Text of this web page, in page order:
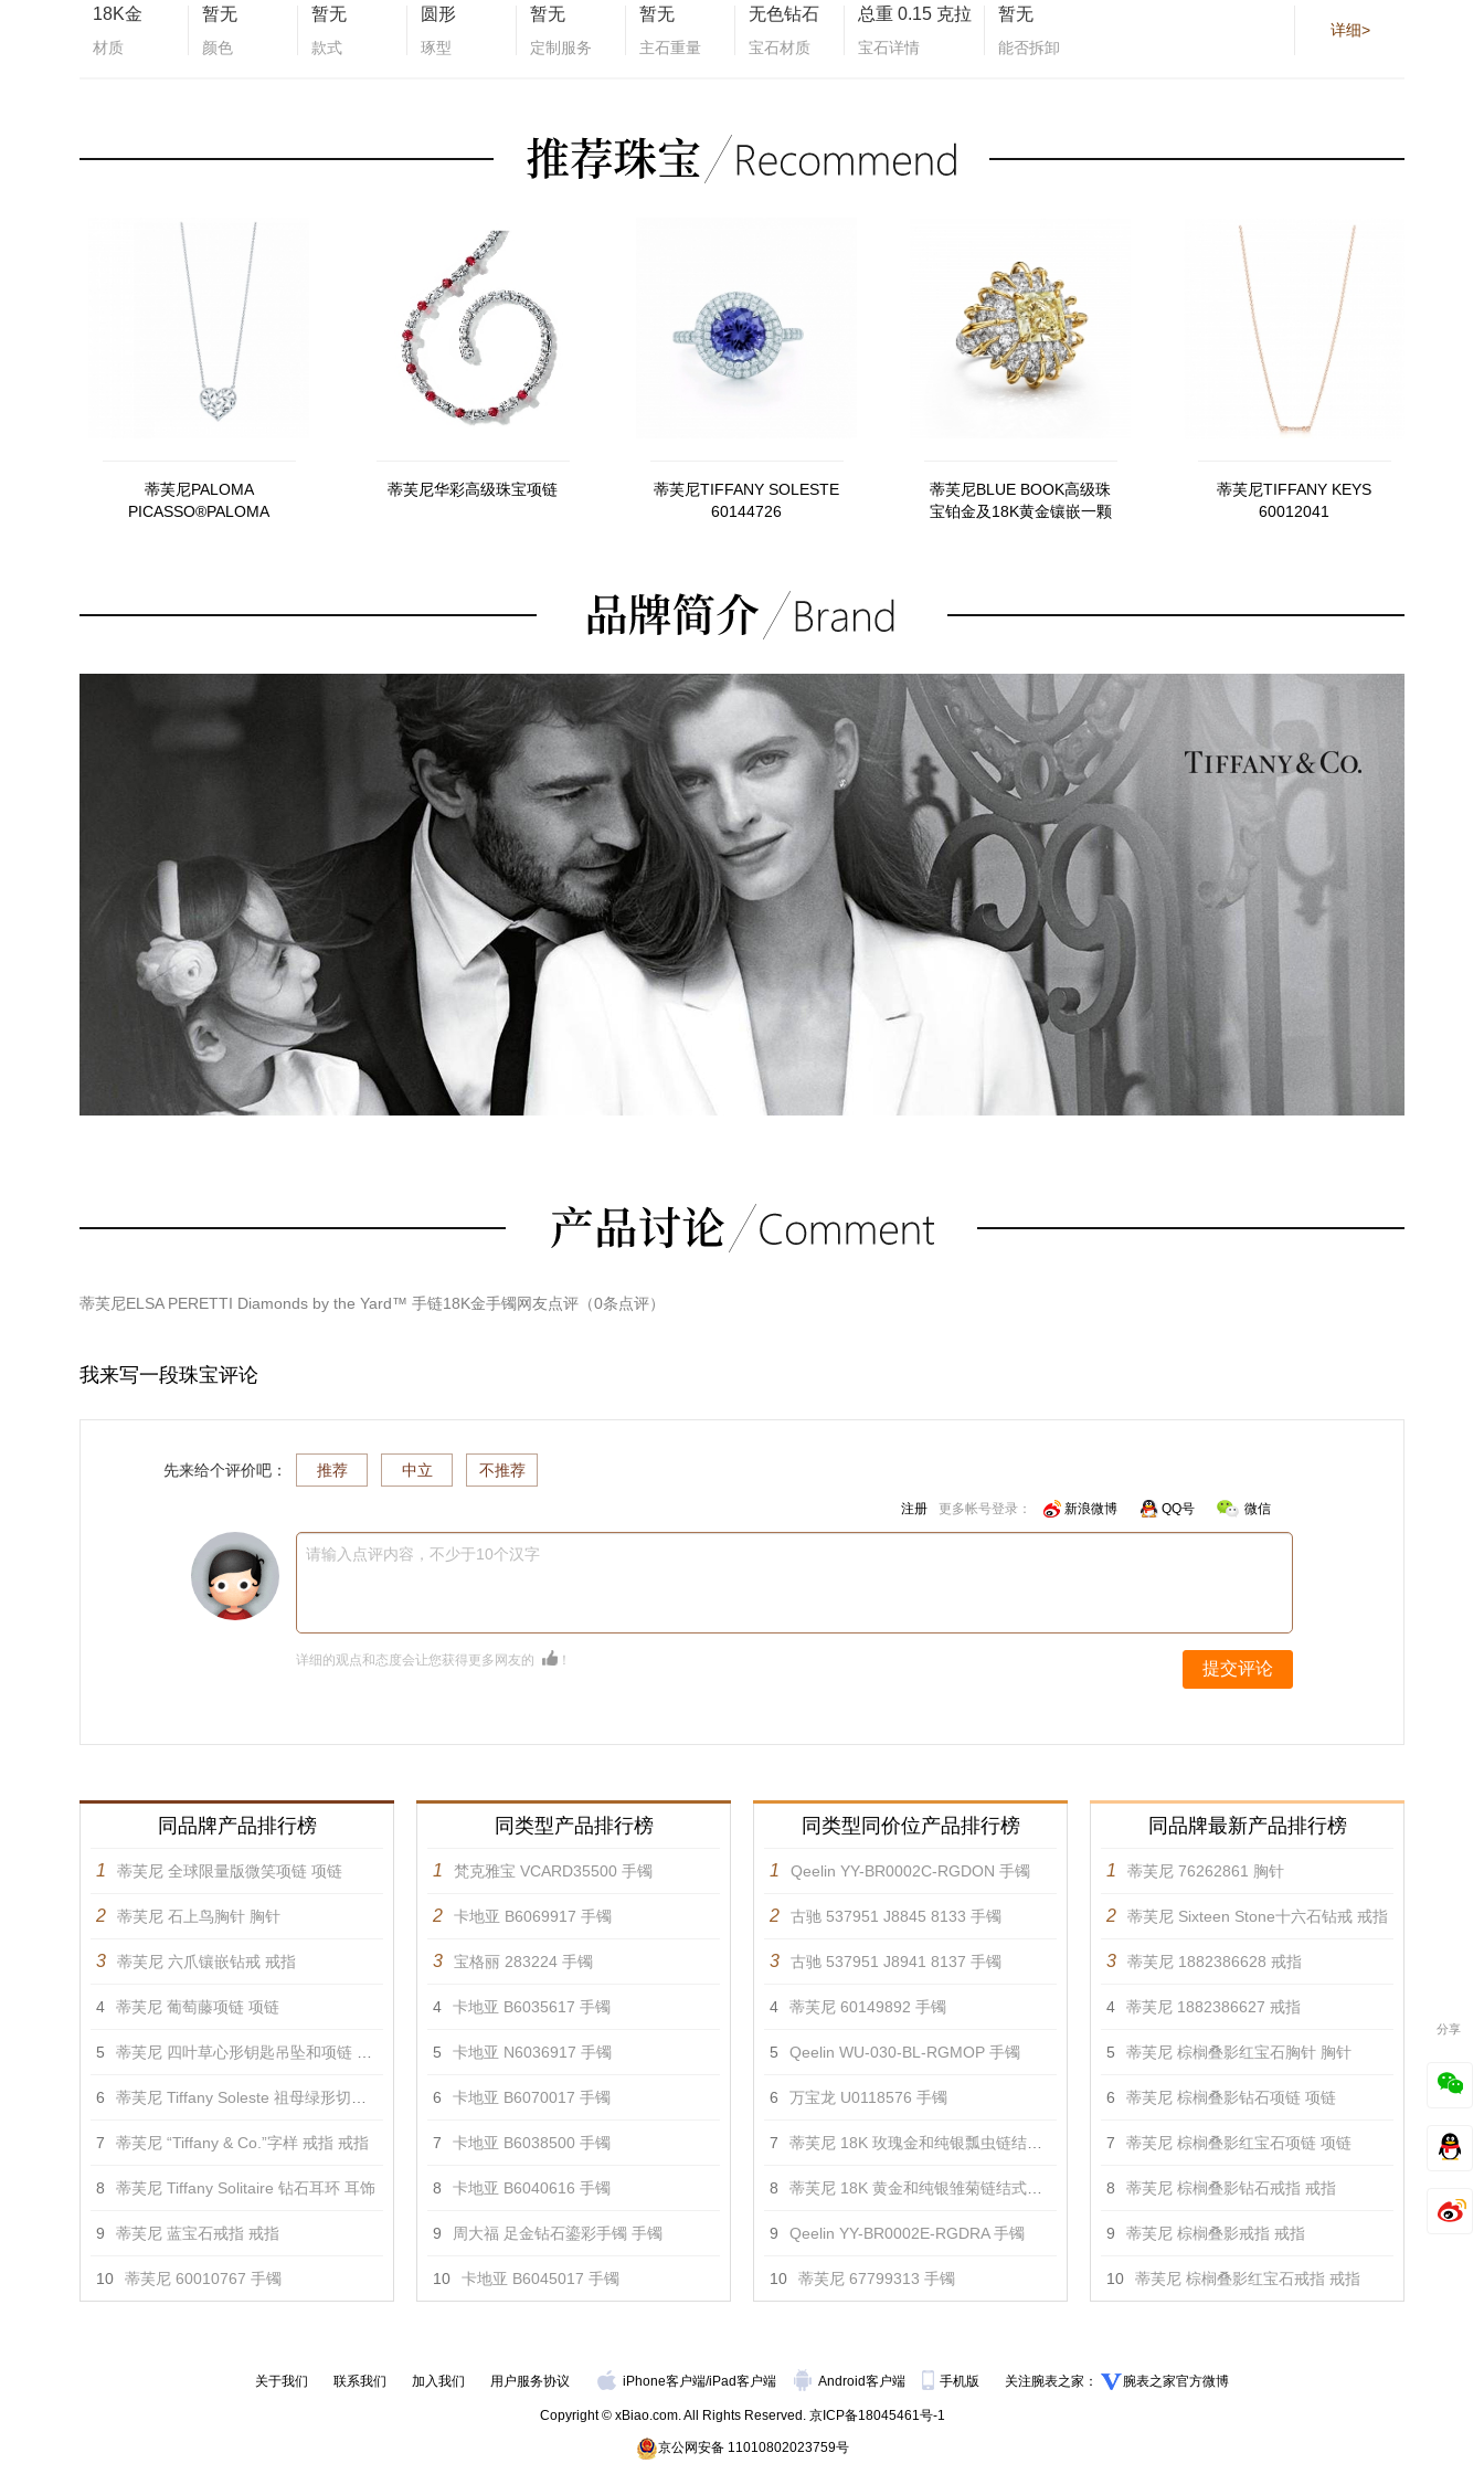
18K金
材质
暂无
颜色
暂无
款式
圆形
琢型
暂无
定制服务
暂无
主石重量
无色钻石
宝石材质
总重 0.15 克拉
宝石详情
暂无
能否拆卸
详细>
蒂芙尼PALOMA
PICASSO®PALOMA
蒂芙尼华彩高级珠宝项链
蒂芙尼TIFFANY SOLESTE
60144726
蒂芙尼BLUE BOOK高级珠
宝铂金及18K黄金镶嵌一颗
蒂芙尼TIFFANY KEYS
60012041
蒂芙尼ELSA PERETTI Diamonds by the Yard™ 手链18K金手镯网友点评（0条点评）
我来写一段珠宝评论
先来给个评价吧： 推荐 中立 不推荐
注册 更多帐号登录： 新浪微博 QQ号 微信
请输入点评内容，不少于10个汉字
详细的观点和态度会让您获得更多网友的 ！ 提交评论
同品牌产品排行榜
1 蒂芙尼 全球限量版微笑项链 项链
2 蒂芙尼 石上鸟胸针 胸针
3 蒂芙尼 六爪镶嵌钻戒 戒指
4 蒂芙尼 葡萄藤项链 项链
5 蒂芙尼 四叶草心形钥匙吊坠和项链 吊坠
6 蒂芙尼 Tiffany Soleste 祖母绿形切割钻戒 戒指
7 蒂芙尼 “Tiffany & Co.”字样 戒指 戒指
8 蒂芙尼 Tiffany Solitaire 钻石耳环 耳饰
9 蒂芙尼 蓝宝石戒指 戒指
10 蒂芙尼 60010767 手镯
同类型产品排行榜
1 梵克雅宝 VCARD35500 手镯
2 卡地亚 B6069917 手镯
3 宝格丽 283224 手镯
4 卡地亚 B6035617 手镯
5 卡地亚 N6036917 手镯
6 卡地亚 B6070017 手镯
7 卡地亚 B6038500 手镯
8 卡地亚 B6040616 手镯
9 周大福 足金钻石鎏彩手镯 手镯
10 卡地亚 B6045017 手镯
同类型同价位产品排行榜
1 Qeelin YY-BR0002C-RGDON 手镯
2 古驰 537951 J8845 8133 手镯
3 古驰 537951 J8941 8137 手镯
4 蒂芙尼 60149892 手镯
5 Qeelin WU-030-BL-RGMOP 手镯
6 万宝龙 U0118576 手镯
7 蒂芙尼 18K 玫瑰金和纯银瓢虫链结式手链 手镯
8 蒂芙尼 18K 黄金和纯银雏菊链结式手链 手镯
9 Qeelin YY-BR0002E-RGDRA 手镯
10 蒂芙尼 67799313 手镯
同品牌最新产品排行榜
1 蒂芙尼 76262861 胸针
2 蒂芙尼 Sixteen Stone十六石钻戒 戒指
3 蒂芙尼 1882386628 戒指
4 蒂芙尼 1882386627 戒指
5 蒂芙尼 棕榈叠影红宝石胸针 胸针
6 蒂芙尼 棕榈叠影钻石项链 项链
7 蒂芙尼 棕榈叠影红宝石项链 项链
8 蒂芙尼 棕榈叠影钻石戒指 戒指
9 蒂芙尼 棕榈叠影戒指 戒指
10 蒂芙尼 棕榈叠影红宝石戒指 戒指
关于我们 联系我们 加入我们 用户服务协议 iPhone客户端/iPad客户端 Android客户端 手机版 关注腕表之家： 腕表之家官方微博
Copyright © xBiao.com. All Rights Reserved. 京ICP备18045461号-1
京公网安备 11010802023759号
分享